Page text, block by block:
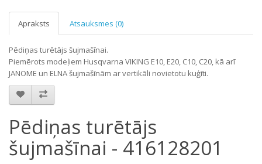
Apraksts Atsauksmes (0)
Pēdiņas turētājs šujmašīnai.
Piemērots modeļiem Husqvarna VIKING E10, E20, C10, C20, kā arī
JANOME un ELNA šujmašīnām ar vertikāli novietotu kuģīti.
Pēdiņas turētājs
šujmašīnai - 416128201